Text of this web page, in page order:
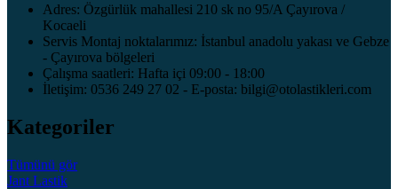
Adres: Özgürlük mahallesi 210 sk no 95/A Çayırova /
Kocaeli
Servis Montaj noktalarımız: İstanbul anadolu yakası ve Gebze
- Çayırova bölgeleri
Çalışma saatleri: Hafta içi 09:00 - 18:00
İletişim: 0536 249 27 02 - E-posta: bilgi@otolastikleri.com
Kategoriler
Tümünü gör
Jant Lastik